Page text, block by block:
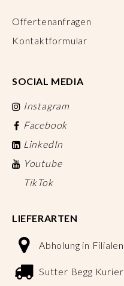
Offertenanfragen
Kontaktformular
SOCIAL MEDIA
Instagram
Facebook
LinkedIn
Youtube
TikTok
LIEFERARTEN
Abholung in Filialen
Sutter Begg Kurier